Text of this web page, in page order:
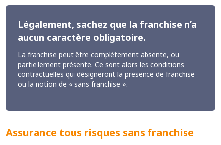
Légalement, sachez que la franchise n’a
aucun caractère obligatoire.
La franchise peut être complètement absente, ou
partiellement présente. Ce sont alors les conditions
contractuelles qui désigneront la présence de franchise
ou la notion de « sans franchise ».
Assurance tous risques sans franchise